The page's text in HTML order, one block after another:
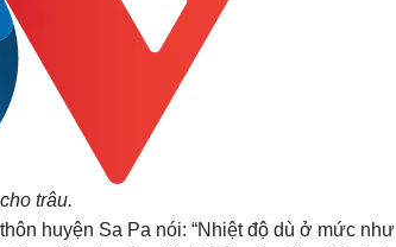
trâu.
huyện Sa Pa nói: “Nhiệt độ dù ở mức như